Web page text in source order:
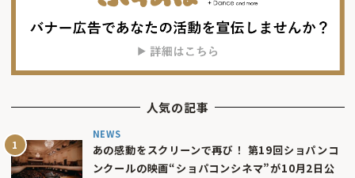
人気の記事
NEWS
あの感動をスクリーンで再び！ 第19回ショパンコ
ンクールの映画“ショパコンシネマ”が10月2日公